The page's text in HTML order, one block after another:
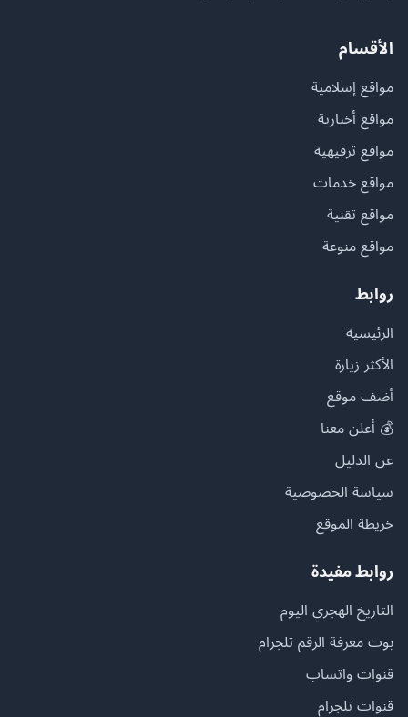
الأقسام
مواقع إسلامية
مواقع أخبارية
مواقع ترفيهية
مواقع خدمات
مواقع تقنية
مواقع منوعة
روابط
الرئيسية
الأكثر زيارة
أضف موقع
💰 أعلن معنا
عن الدليل
سياسة الخصوصية
خريطة الموقع
روابط مفيدة
التاريخ الهجري اليوم
بوت معرفة الرقم تلجرام
قنوات واتساب
قنوات تلجرام